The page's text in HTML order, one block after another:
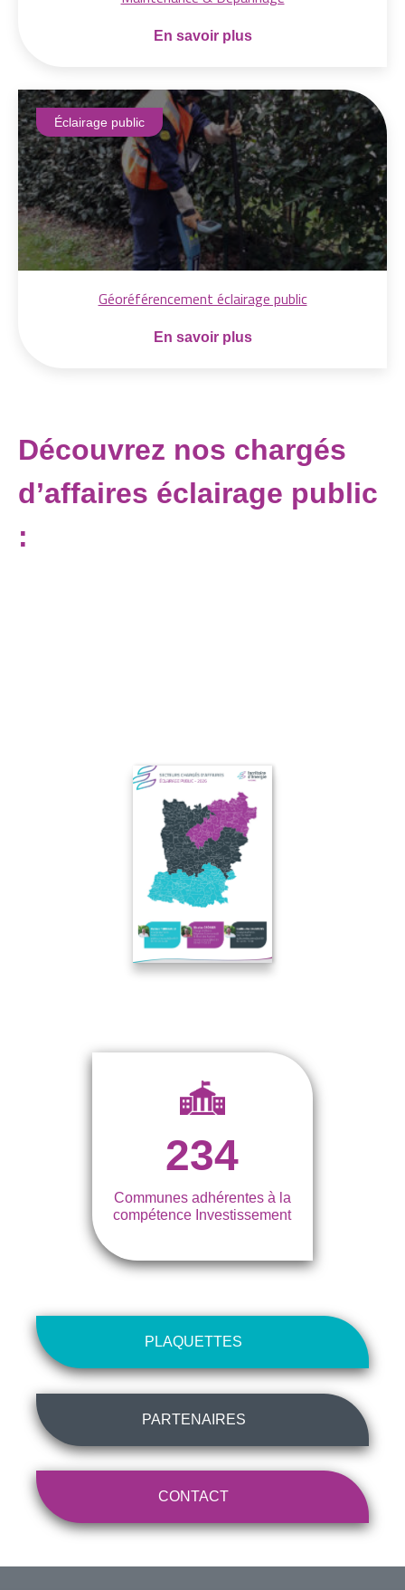
En savoir plus
Éclairage public
Géoréférencement éclairage public
En savoir plus
Découvrez nos chargés
d’affaires éclairage public
:
234
Communes adhérentes à la
compétence Investissement
PLAQUETTES
PARTENAIRES
CONTACT